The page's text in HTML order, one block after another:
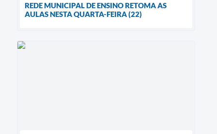
REDE MUNICIPAL DE ENSINO RETOMA AS
AULAS NESTA QUARTA-FEIRA (22)